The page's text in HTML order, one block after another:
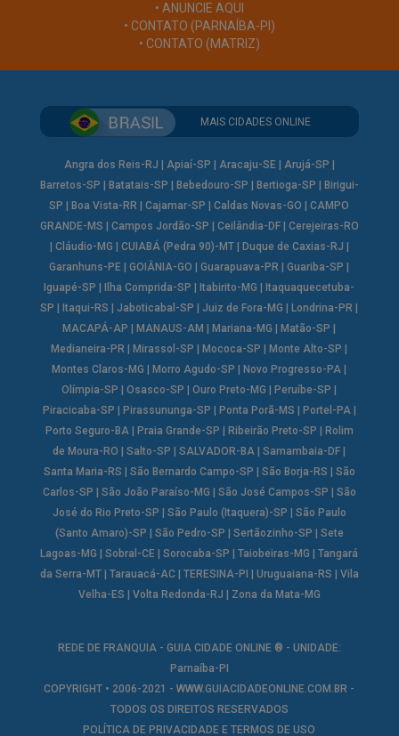
• ANUNCIE AQUI
• CONTATO (PARNAÍBA-PI)
• CONTATO (MATRIZ)
MAIS CIDADES ONLINE
Angra dos Reis-RJ Apiaí-SP Aracaju-SE Arujá-SP
Barretos-SP
Batatais-SP Bebedouro-SP Bertioga-SP
Birigui-
SP
Boa Vista-RR |Cajamar-SP |Caldas Novas-GO |CAMPO
GRANDE-MS
Campos Jordão-SP Ceilândia-DF| Cerejeiras-RO
Cláudio-MG CUIABÁ (Pedra 90)-MT| Duque de Caxias-RJ
Garanhuns-PE
|GOIÂNIA-GO |Guarapuava-PR |Guariba-SP
Iguapé-SP
Ilha Comprida-SP Itabirito-MG
Itaquaquecetuba-
SP
Itaqui-RS Jaboticabal-SP Juiz de Fora-MG Londrina-PR
MACAPÁ-AP
MANAUS-AM Mariana-MG Matão-SP
Medianeira-PR
Mirassol-SP Mococa-SP Monte Alto-SP
Montes Claros-MG
Morro Agudo-SP Novo Progresso-PA
Olímpia-SP
|Osasco-SP |Ouro Preto-MG Peruíbe-SP
Piracicaba-SP
Pirassununga-SP Ponta Porã-MS Portel-PA|
Porto Seguro-BA| Praia Grande-SP Ribeirão Preto-SP
Rolim
de Moura-RO
|Salto-SP |SALVADOR-BA |Samambaia-DF
Santa Maria-RS
São Bernardo Campo-SP São Borja-RS
São
Carlos-SP
São João Paraíso-MG São José Campos-SP
São
José do Rio Preto-SP
São Paulo (Itaquera)-SP
São Paulo
(Santo Amaro)-SP
São Pedro-SP Sertãozinho-SP
Sete
Lagoas-MG
|Sobral-CE |Sorocaba-SP |Taiobeiras-MG |Tangará
da Serra-MT| Tarauacá-AC| TERESINA-PI Uruguaiana-RS
Vila
Velha-ES
Volta Redonda-RJ Zona da Mata-MG
REDE DE FRANQUIA - GUIA CIDADE ONLINE ® - UNIDADE:
Parnaíba-PI
COPYRIGHT • 2006-2021 -WWW.GUIACIDADEONLINE.COM.BR -
TODOS OS DIREITOS RESERVADOS
POLÍTICA DE PRIVACIDADE E TERMOS DE USO